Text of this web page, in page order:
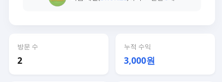
방문 수
2
누적 수익
3,000원